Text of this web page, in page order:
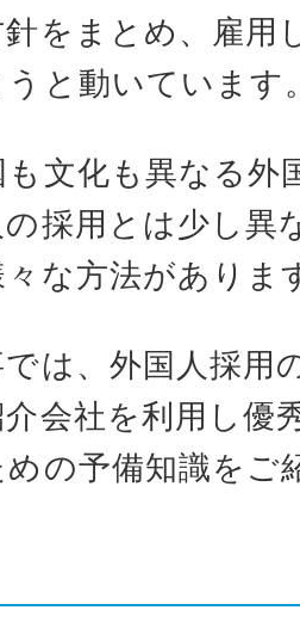
針をまとめ、雇用
と動いています
も文化も異なる外
採用とは少し異
な方法がありま
は、外国人採用
介会社を利用し優
の予備知識をご